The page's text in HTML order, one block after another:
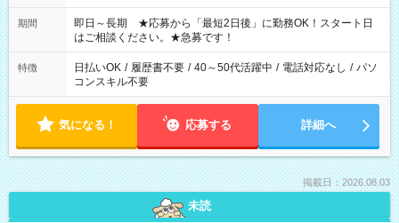
その他にも勤務時間多数！ 日勤のみ、残業なし、交替制など
ご希望を教えてください！
期間
即日～長期 ★応募から「最短2日後」に勤務OK！スタート日
はご相談ください。★急募です！
特徴 日払いOK / 履歴書不要 / 40～50代活躍中 / 電話対応なし / パソ
コンスキル不要
気になる！ 応募する 詳細へ
掲載日：2026.08.03
未読